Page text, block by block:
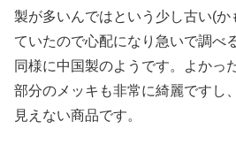
製が多いんではという少し古い(か
ていたので心配になり急いで調べ
同様に中国製のようです。よかっ
部分のメッキも非常に綺麗ですし
見えない商品です。